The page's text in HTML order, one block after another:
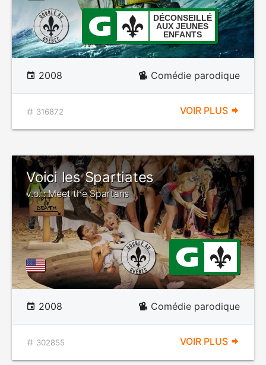
DÉCONSEILLÉ
AUX JEUNES
ENFANTS
2008 Comédie parodique
316872 VOIR PLUS
Voici les Spartiates
v.o. : Meet the Spartans
2008 Comédie parodique
302855 VOIR PLUS